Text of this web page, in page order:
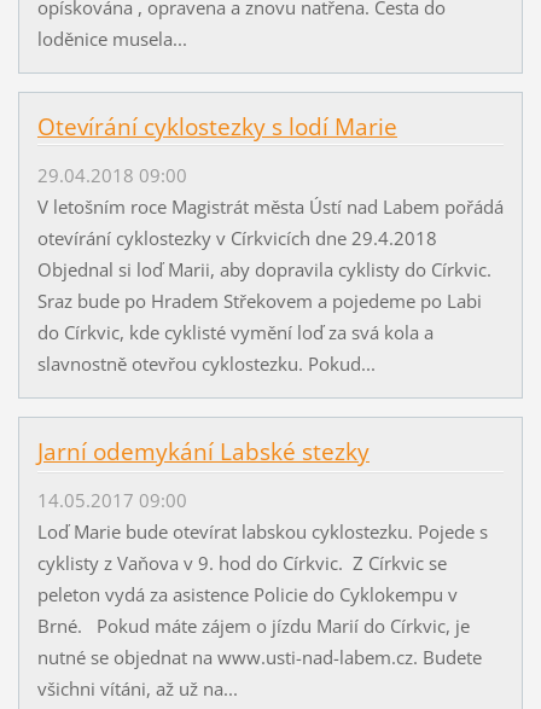
opískována , opravena a znovu natřena. Cesta do
loděnice musela...
Otevírání cyklostezky s lodí Marie
29.04.2018 09:00
V letošním roce Magistrát města Ústí nad Labem pořádá
otevírání cyklostezky v Církvicích dne 29.4.2018
Objednal si loď Marii, aby dopravila cyklisty do Církvic.
Sraz bude po Hradem Střekovem a pojedeme po Labi
do Církvic, kde cyklisté vymění loď za svá kola a
slavnostně otevřou cyklostezku. Pokud...
Jarní odemykání Labské stezky
14.05.2017 09:00
Loď Marie bude otevírat labskou cyklostezku. Pojede s
cyklisty z Vaňova v 9. hod do Církvic. Z Církvic se
peleton vydá za asistence Policie do Cyklokempu v
Brné. Pokud máte zájem o jízdu Marií do Církvic, je
nutné se objednat na www.usti-nad-labem.cz. Budete
všichni vítáni, až už na...